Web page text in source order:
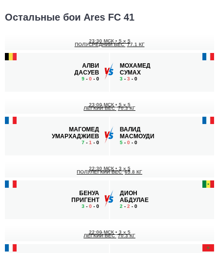
Остальные бои Ares FC 41
АЛВИ
ДАСУЕВ
9 - 0 - 0
23:30 МСК • 5 x 5
ПОЛУСРЕДНИЙ ВЕС 77.1 КГ
МОХАМЕД
СУМАХ
3 - 3 - 0
МАГОМЕД
УМАРХАДЖИЕВ
7 - 1 - 0
23:00 МСК • 5 x 5
ЛЕГКИЙ ВЕС 70.3 КГ
ВАЛИД
МАСМОУДИ
5 - 0 - 0
БЕНУА
ПРИГЕНТ
3 - 0 - 0
22:30 МСК • 3 x 5
ПОЛУЛЕГКИЙ ВЕС 65.8 КГ
ДИОН
АБДУЛАЕ
2 - 2 - 0
22:00 МСК • 3 x 5
ЛЕГКИЙ ВЕС 70.3 КГ